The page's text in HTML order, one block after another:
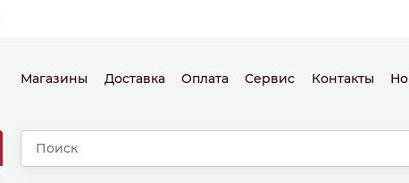
Магазины Доставка Оплата Сервис Контакты